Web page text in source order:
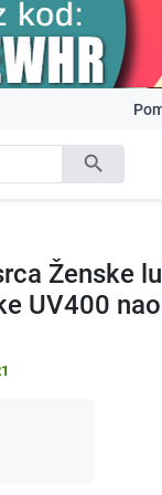
search
Ženske
UV400